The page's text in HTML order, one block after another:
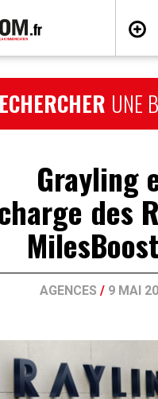
UNE
Grayling
des
AGENCES / 9 MAI